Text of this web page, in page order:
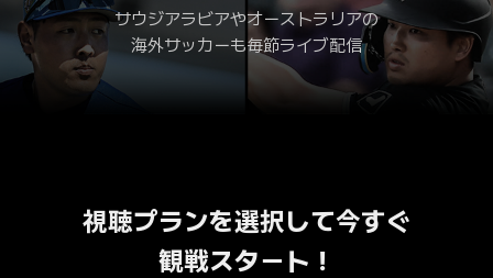
サウジアラビアやオーストラリアの
海外サッカーも毎節ライブ配信
視聴プランを選択して今すぐ
観戦スタート！